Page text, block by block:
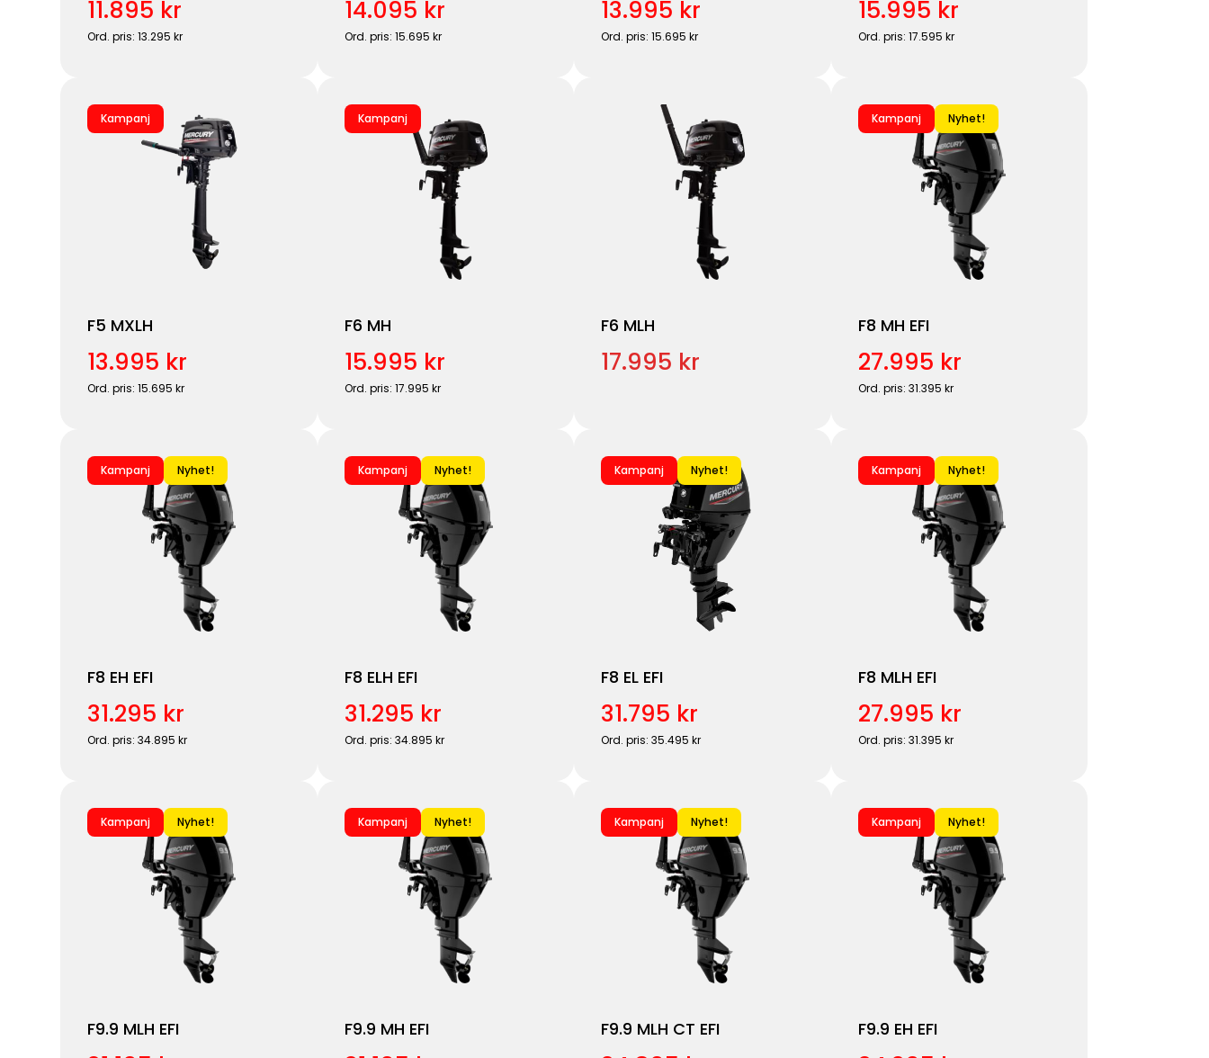
11.895 kr
Ord. pris: 13.295 kr
14.095 kr
Ord. pris: 15.695 kr
13.995 kr
Ord. pris: 15.695 kr
15.995 kr
Ord. pris: 17.595 kr
Kampanj
F5 MXLH
13.995 kr
Ord. pris: 15.695 kr
Kampanj
F6 MH
15.995 kr
Ord. pris: 17.995 kr
F6 MLH
17.995 kr
Kampanj Nyhet!
F8 MH EFI
27.995 kr
Ord. pris: 31.395 kr
Kampanj Nyhet!
F8 EH EFI
31.295 kr
Ord. pris: 34.895 kr
Kampanj Nyhet!
F8 ELH EFI
31.295 kr
Ord. pris: 34.895 kr
Kampanj Nyhet!
F8 EL EFI
31.795 kr
Ord. pris: 35.495 kr
Kampanj Nyhet!
F8 MLH EFI
27.995 kr
Ord. pris: 31.395 kr
Kampanj Nyhet!
F9.9 MLH EFI
Kampanj Nyhet!
F9.9 MH EFI
Kampanj Nyhet!
F9.9 MLH CT EFI
Kampanj Nyhet!
F9.9 EH EFI